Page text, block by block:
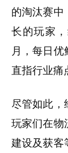
的淘汰赛中
长的玩家
月，每日优
直指行业痛
尽管如此，
玩家们在物
建设及获客